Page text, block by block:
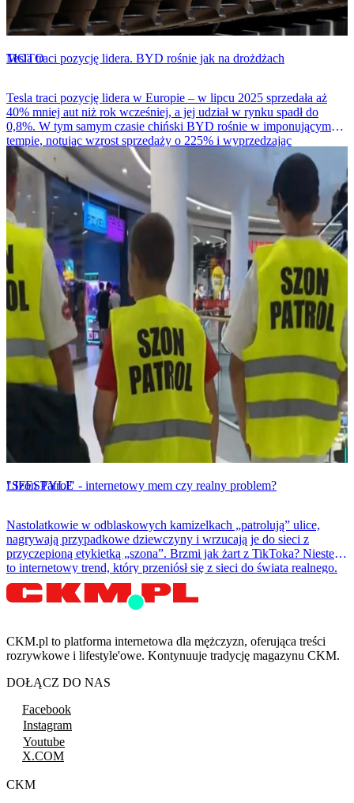
MOTO
Tesla traci pozycję lidera. BYD rośnie jak na drożdżach
Tesla traci pozycję lidera w Europie – w lipcu 2025 sprzedała aż
40% mniej aut niż rok wcześniej, a jej udział w rynku spadł do
0,8%. W tym samym czasie chiński BYD rośnie w imponującym
tempie, notując wzrost sprzedaży o 225% i wyprzedzając
amerykańskiego giganta.
LIFESTYLE
"Szon Patrol" - internetowy mem czy realny problem?
Nastolatkowie w odblaskowych kamizelkach „patrolują” ulice,
nagrywają przypadkowe dziewczyny i wrzucają je do sieci z
przyczepioną etykietką „szona”. Brzmi jak żart z TikToka? Niestety
to internetowy trend, który przeniósł się z sieci do świata realnego.
CKM.pl to platforma internetowa dla mężczyzn, oferująca treści
rozrywkowe i lifestyle'owe. Kontynuuje tradycję magazynu CKM.
DOŁĄCZ DO NAS
Facebook
Instagram
Youtube
X.COM
CKM